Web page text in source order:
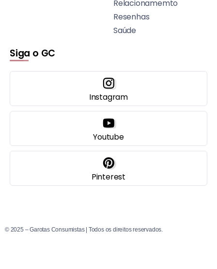
Relacionamemto
Resenhas
Saúde
Siga o GC
Instagram
Youtube
Pinterest
© 2025 – Garotas Consumistas | Todos os direitos reservados.